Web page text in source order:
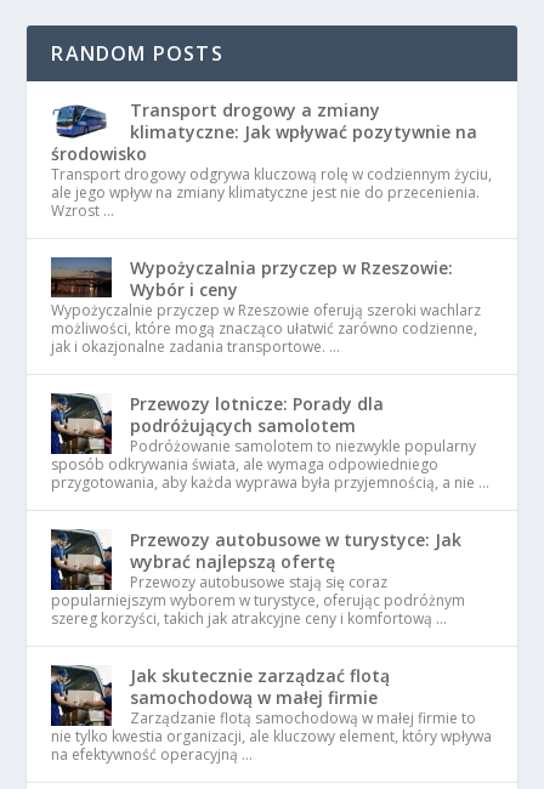
RANDOM POSTS
Transport drogowy a zmiany
klimatyczne: Jak wpływać pozytywnie na
środowisko
Transport drogowy odgrywa kluczową rolę w codziennym życiu,
ale jego wpływ na zmiany klimatyczne jest nie do przecenienia.
Wzrost …
Wypożyczalnia przyczep w Rzeszowie:
Wybór i ceny
Wypożyczalnie przyczep w Rzeszowie oferują szeroki wachlarz
możliwości, które mogą znacząco ułatwić zarówno codzienne,
jak i okazjonalne zadania transportowe. …
Przewozy lotnicze: Porady dla
podróżujących samolotem
Podróżowanie samolotem to niezwykle popularny
sposób odkrywania świata, ale wymaga odpowiedniego
przygotowania, aby każda wyprawa była przyjemnością, a nie …
Przewozy autobusowe w turystyce: Jak
wybrać najlepszą ofertę
Przewozy autobusowe stają się coraz
popularniejszym wyborem w turystyce, oferując podróżnym
szereg korzyści, takich jak atrakcyjne ceny i komfortową …
Jak skutecznie zarządzać flotą
samochodową w małej firmie
Zarządzanie flotą samochodową w małej firmie to
nie tylko kwestia organizacji, ale kluczowy element, który wpływa
na efektywność operacyjną …